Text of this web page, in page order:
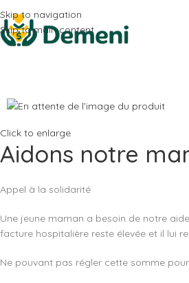
Skip to navigation
Skip to main content
Click to enlarge
Aidons notre
Appel à la solidarité
Une jeune maman a besoin de notre
facture hospitalière reste élevée et il lui
Ne pouvant pas régler cette somme